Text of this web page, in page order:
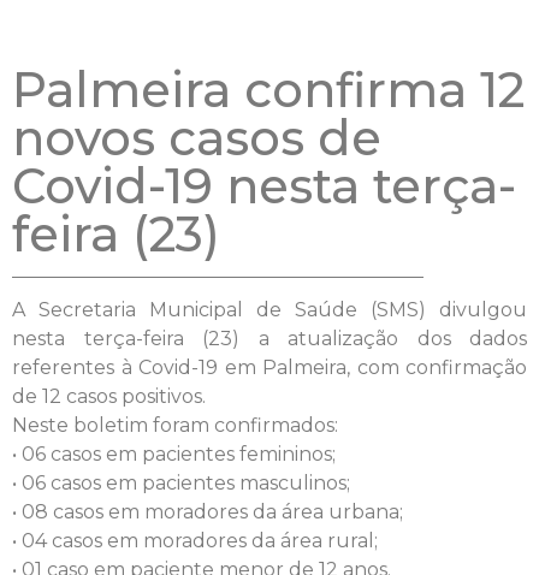
Palmeira confirma 12
novos casos de
Covid-19 nesta terça-
feira (23)
A Secretaria Municipal de Saúde (SMS) divulgou
nesta terça-feira (23) a atualização dos dados
referentes à Covid-19 em Palmeira, com confirmação
de 12 casos positivos.
Neste boletim foram confirmados:
• 06 casos em pacientes femininos;
• 06 casos em pacientes masculinos;
• 08 casos em moradores da área urbana;
• 04 casos em moradores da área rural;
• 01 caso em paciente menor de 12 anos.